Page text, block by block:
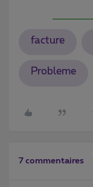
facture
Probleme
7 commentaires